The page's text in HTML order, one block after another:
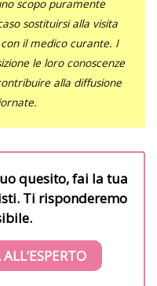
scopo puramente
sostituirsi alla visita
il medico curante. I
le loro conoscenze
alla diffusione
quesito, fai la tua
Ti risponderemo